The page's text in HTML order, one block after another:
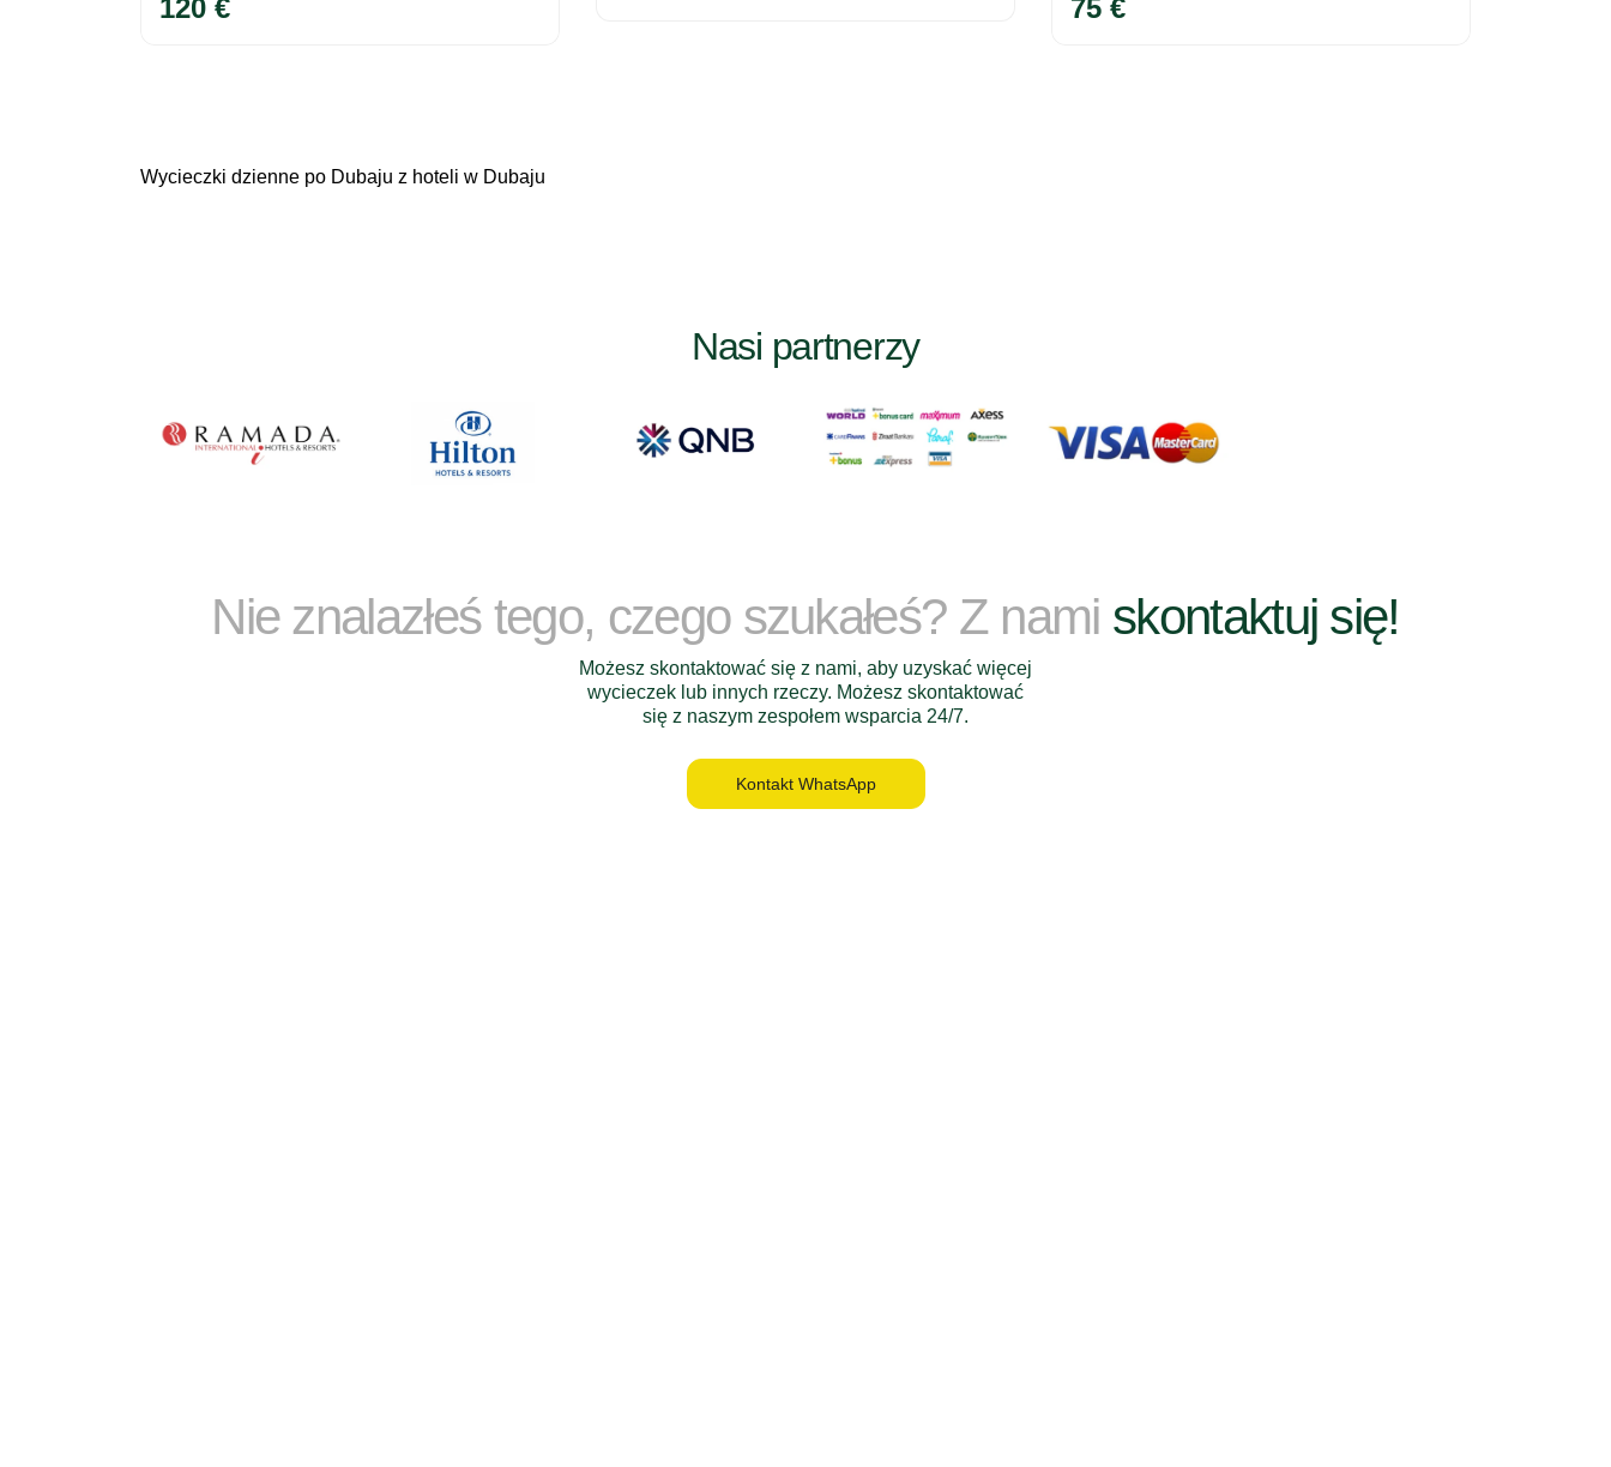
120 € 75 €
Wycieczki dzienne po Dubaju z hoteli w Dubaju
Nasi partnerzy
Nie znalazłeś tego, czego szukałeś? Z nami skontaktuj się!
Możesz skontaktować się z nami, aby uzyskać więcej
wycieczek lub innych rzeczy. Możesz skontaktować
się z naszym zespołem wsparcia 24/7.
Kontakt WhatsApp